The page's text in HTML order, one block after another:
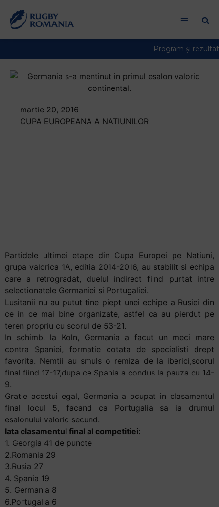
martie 20, 2016
CUPA EUROPEANA A NATIUNILOR
Partidele ultimei etape din Cupa Europei pe Natiuni,
grupa valorica 1A, editia 2014-2016, au stabilit si echipa
care a retrogradat, duelul indirect fiind purtat intre
selectionatele Germaniei si Portugaliei.
Lusitanii nu au putut tine piept unei echipe a Rusiei din
ce in ce mai bine organizate, astfel ca au pierdut pe
teren propriu cu scorul de 53-21.
In schimb, la Koln, Germania a facut un meci mare
contra Spaniei, formatie cotata de specialisti drept
favorita. Nemtii au smuls o remiza de la iberici,scorul
final fiind 17-17,dupa ce Spania a condus la pauza cu 14-
9.
Gratie acestui egal, Germania a ocupat in clasamentul
final locul 5, facand ca Portugalia sa ia drumul
esalonului valoric secund.
Iata clasamentul final al competitiei:
1. Georgia 41 de puncte
2.Romania 29
3.Rusia 27
4. Spania 19
5. Germania 8
6.Portugalia 6